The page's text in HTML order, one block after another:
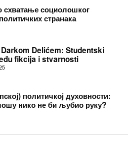
схватање социолошког
странака
Delićem: Studentski
fikcija i stvarnosti
политичкој духовности:
нико не би љубио руку?